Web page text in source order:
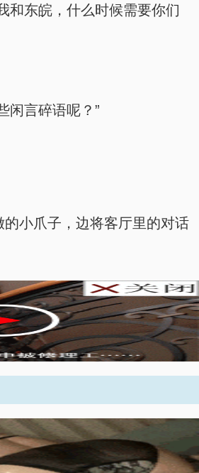
和东皖，什么时候需要你们
闲言碎语呢？”
小爪子，边将客厅里的对话